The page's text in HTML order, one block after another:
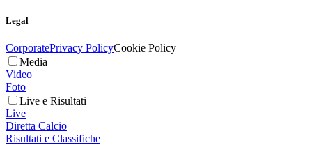
Legal
CorporatePrivacy PolicyCookie Policy
Media
Video
Foto
Live e Risultati
Live
Diretta Calcio
Risultati e Classifiche